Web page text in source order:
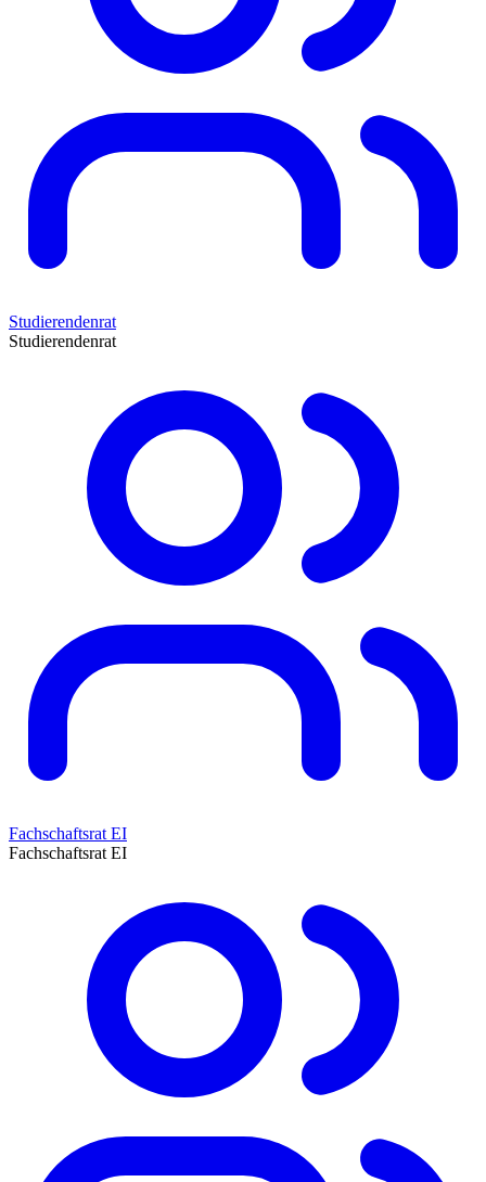
Studierendenrat
Studierendenrat
Fachschaftsrat EI
Fachschaftsrat EI